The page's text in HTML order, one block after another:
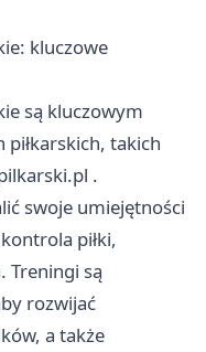
kluczowe
są kluczowym
takich
.
swoje umiejętności
piłki,
Treningi są
rozwijać
a także